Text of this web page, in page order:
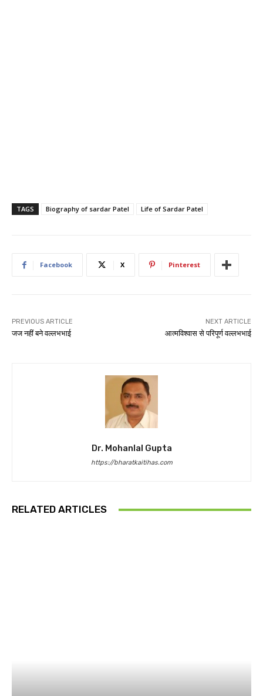
TAGS Biography of sardar Patel Life of Sardar Patel
Facebook X Pinterest
PREVIOUS ARTICLE
जज नहीं बने वल्लभभाई
NEXT ARTICLE
आत्मविश्वास से परिपूर्ण वल्लभभाई
Dr. Mohanlal Gupta
https://bharatkaitihas.com
RELATED ARTICLES